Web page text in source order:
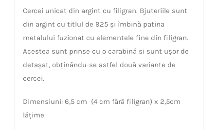
Cercei unicat din argint cu filigran. Bjuteriile sunt
din argint cu titlul de 925 și îmbină patina
metalului fuzionat cu elementele fine din filigran.
Acestea sunt prinse cu o carabină si sunt ușor de
detașat, obținându-se astfel două variante de
cercei.
Dimensiuni: 6,5 cm (4 cm fără filigran) x 2,5cm
lățime